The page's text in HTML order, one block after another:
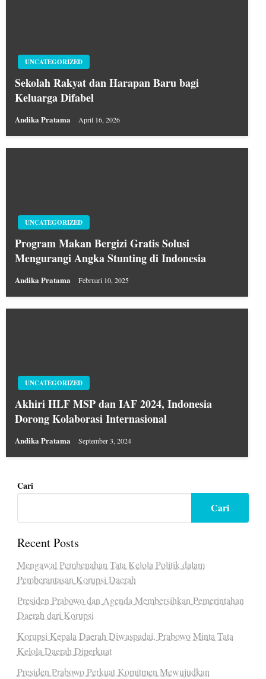
UNCATEGORIZED
Sekolah Rakyat dan Harapan Baru bagi
Keluarga Difabel
Andika Pratama April 16, 2026
UNCATEGORIZED
Program Makan Bergizi Gratis Solusi
Mengurangi Angka Stunting di Indonesia
Andika Pratama Februari 10, 2025
UNCATEGORIZED
Akhiri HLF MSP dan IAF 2024, Indonesia
Dorong Kolaborasi Internasional
Andika Pratama September 3, 2024
Cari
Cari
Recent Posts
Mengawal Pembenahan Tata Kelola Politik dalam
Pemberantasan Korupsi Daerah
Presiden Prabowo dan Agenda Membersihkan Pemerintahan
Daerah dari Korupsi
Korupsi Kepala Daerah Diwaspadai, Prabowo Minta Tata
Kelola Daerah Diperkuat
Presiden Prabowo Perkuat Komitmen Mewujudkan